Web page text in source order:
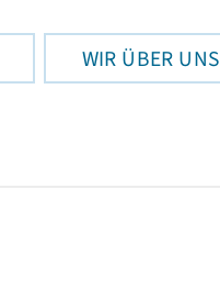
WIR ÜBER UNS